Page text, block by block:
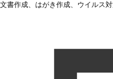
文書作成、はがき作成、ウイルス